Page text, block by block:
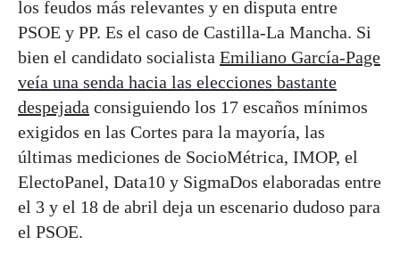
los feudos más relevantes y en disputa entre
PSOE y PP. Es el caso de Castilla-La Mancha. Si
bien el candidato socialista Emiliano García-Page
veía una senda hacia las elecciones bastante
despejada consiguiendo los 17 escaños mínimos
exigidos en las Cortes para la mayoría, las
últimas mediciones de SocioMétrica, IMOP, el
ElectoPanel, Data10 y SigmaDos elaboradas entre
el 3 y el 18 de abril deja un escenario dudoso para
el PSOE.